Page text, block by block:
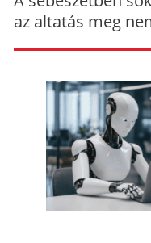
az altatás meg